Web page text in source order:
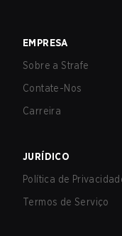
EMPRESA
Sobre a Strafe
Contate-Nos
Carreira
JURÍDICO
Política de
Termos de Serviço